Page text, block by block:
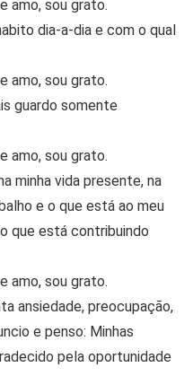
amo, sou grato.
dia-a-dia e com o qual
amo, sou grato.
guardo somente
amo, sou grato.
minha vida presente, na
e o que está ao meu
que está contribuindo
amo, sou grato.
ansiedade, preocupação,
e penso: Minhas
pela oportunidade